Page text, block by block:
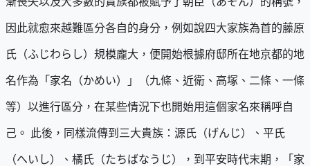
因此就愈來越難區分各自的身分，例如說四大家族為首的藤原
氏（ふじわらし）規模龐大，便開始根據府邸所在地京都的地
名作為「家名（かめい）」（九條、近衛、高塚、二條、一條
等）以進行區分，在某些情況下也開始用這個家名來稱呼自
己。 此後，同樣流傳到三大貴族：源氏（げんじ）、平氏
（へいし）、橘氏（たちばなうじ），到平安時代末期，「家